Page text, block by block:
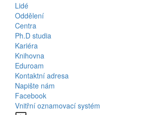
Lidé
Oddělení
Centra
Ph.D studia
Kariéra
Knihovna
Eduroam
Kontaktní adresa
Napište nám
Facebook
Vnitřní oznamovací systém